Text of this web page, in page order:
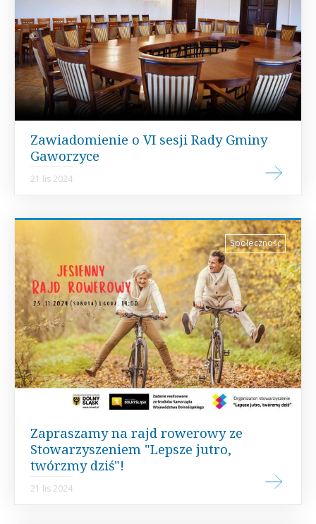
Zawiadomienie o VI sesji Rady Gminy
Gaworzyce
21 lis 2024
Społeczność
Zapraszamy na rajd rowerowy ze
Stowarzyszeniem "Lepsze jutro,
twórzmy dziś"!
21 lis 2024